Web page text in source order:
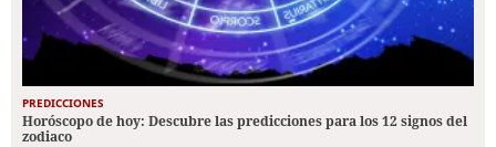
PREDICCIONES
Horóscopo de hoy: Descubre las predicciones para los 12 signos del
zodiaco